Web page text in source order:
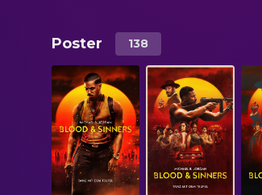
Poster 138